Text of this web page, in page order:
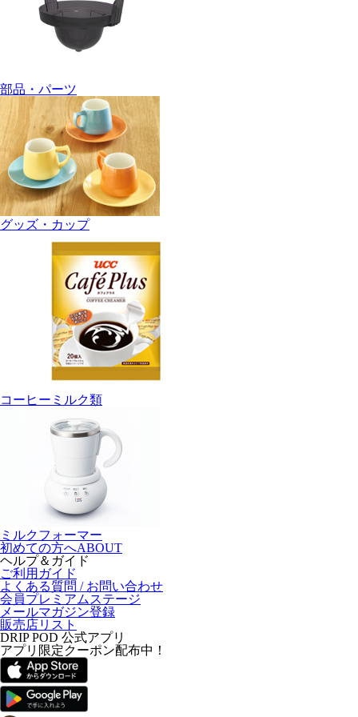
部品・パーツ
グッズ・カップ
コーヒーミルク類
ミルクフォーマー
初めての方へABOUT
ヘルプ＆ガイド
ご利用ガイド
よくある質問 / お問い合わせ
会員プレミアムステージ
メールマガジン登録
販売店リスト
DRIP POD 公式アプリ
アプリ限定クーポン配布中！